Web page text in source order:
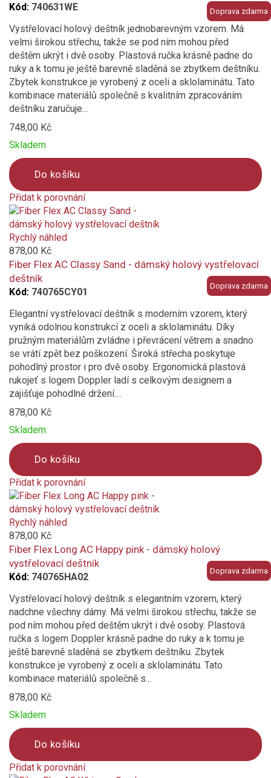
Doprava zdarma
Kód: 740631WE
Vystřelovací holový deštník jednobarevným vzorem. Má
velmi širokou střechu, takže se pod ním mohou před
deštěm ukrýt i dvě osoby. Plastová ručka krásně padne do
ruky a k tomu je ještě barevně sladěná se zbytkem deštníku.
Zbytek konstrukce je vyrobený z oceli a sklolaminátu. Tato
kombinace materiálů společně s kvalitním zpracováním
deštníku zaručuje...
748,00 Kč
Skladem
Do košíku
Přidat k porovnání
Product
is
added
to
compare
Doprava zdarma
Rychlý náhled
878,00 Kč
Fiber Flex AC Classy Sand - dámský holový vystřelovací
deštník
Kód: 740765CY01
Elegantní vystřelovací deštník s moderním vzorem, který
vyniká odolnou konstrukcí z oceli a sklolaminátu. Díky
pružným materiálům zvládne i převrácení větrem a snadno
se vrátí zpět bez poškození. Široká střecha poskytuje
pohodlný prostor i pro dvě osoby. Ergonomická plastová
rukojeť s logem Doppler ladí s celkovým designem a
zajišťuje pohodlné držení....
878,00 Kč
Skladem
Do košíku
Přidat k porovnání
Product
is
added
to
compare
Doprava zdarma
Rychlý náhled
878,00 Kč
Fiber Flex Long AC Happy pink - dámský holový
vystřelovací deštník
Kód: 740765HA02
Vystřelovací holový deštník s elegantním vzorem, který
nadchne všechny dámy. Má velmi širokou střechu, takže se
pod ním mohou před deštěm ukrýt i dvě osoby. Plastová
ručka s logem Doppler krásně padne do ruky a k tomu je
ještě barevně sladěná se zbytkem deštníku. Zbytek
konstrukce je vyrobený z oceli a sklolaminátu. Tato
kombinace materiálů společně s...
878,00 Kč
Skladem
Do košíku
Přidat k porovnání